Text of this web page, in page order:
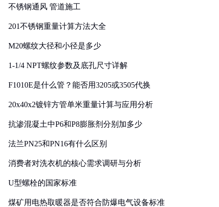
不锈钢通风 管道施工
201不锈钢重量计算方法大全
M20螺纹大径和小径是多少
1-1/4 NPT螺纹参数及底孔尺寸详解
F1010E是什么管？能否用3205或3505代换
20x40x2镀锌方管单米重量计算与应用分析
抗渗混凝土中P6和P8膨胀剂分别加多少
法兰PN25和PN16有什么区别
消费者对洗衣机的核心需求调研与分析
U型螺栓的国家标准
煤矿用电热取暖器是否符合防爆电气设备标准